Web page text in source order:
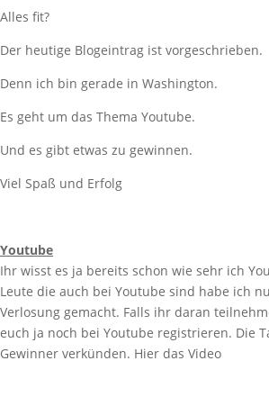
Alles fit?
Der heutige Blogeintrag ist vorgeschrieben.
Denn ich bin gerade in Washington.
Es geht um das Thema Youtube.
Und es gibt etwas zu gewinnen.
Viel Spaß und Erfolg
Youtube
Ihr wisst es ja bereits schon wie sehr ich
Leute die auch bei Youtube sind habe ich
Verlosung gemacht. Falls ihr daran
euch ja noch bei Youtube registrieren. Die
Gewinner verkünden. Hier das Video